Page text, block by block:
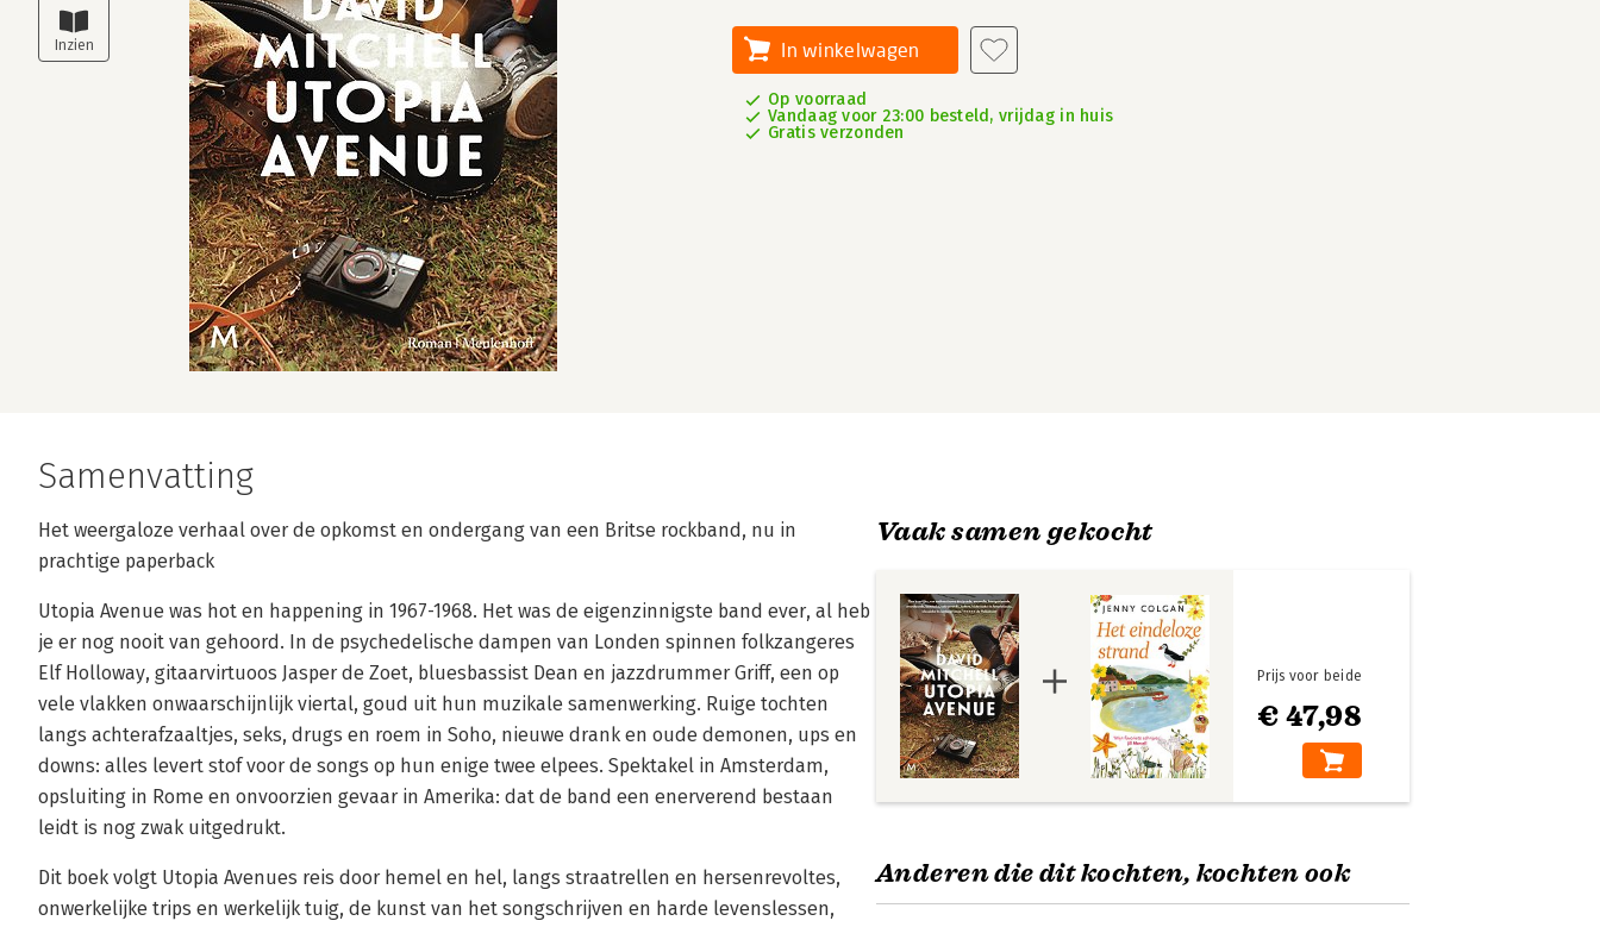
In winkelwagen
Op voorraad
Vandaag voor 23:00 besteld, vrijdag in huis
Gratis verzonden
Samenvatting
Het weergaloze verhaal over de opkomst en ondergang van een Britse rockband, nu in
prachtige paperback
Utopia Avenue was hot en happening in 1967-1968. Het was de eigenzinnigste band ever, al heb
je er nog nooit van gehoord. In de psychedelische dampen van Londen spinnen folkzangeres
Elf Holloway, gitaarvirtuoos Jasper de Zoet, bluesbassist Dean en jazzdrummer Griff, een op
vele vlakken onwaarschijnlijk viertal, goud uit hun muzikale samenwerking. Ruige tochten
langs achterafzaaltjes, seks, drugs en roem in Soho, nieuwe drank en oude demonen, ups en
downs: alles levert stof voor de songs op hun enige twee elpees. Spektakel in Amsterdam,
opsluiting in Rome en onvoorzien gevaar in Amerika: dat de band een enerverend bestaan
leidt is nog zwak uitgedrukt.
Dit boek volgt Utopia Avenues reis door hemel en hel, langs straatrellen en hersenrevoltes,
onwerkelijke trips en werkelijk tuig, de kunst van het songschrijven en harde levenslessen,
Vaak samen gekocht
€ 47,98
Prijs voor beide
Anderen die dit kochten, kochten ook